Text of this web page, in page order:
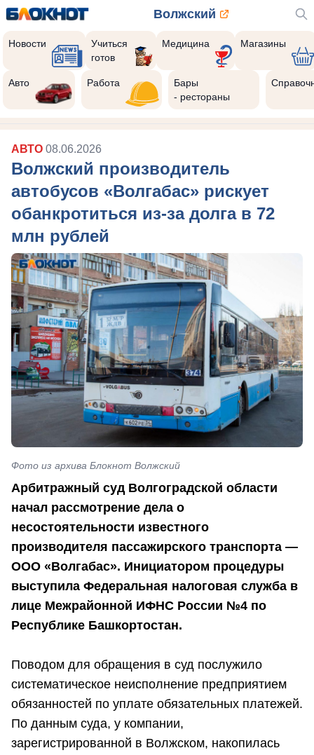
Волжский
Новости
Учиться
готов
Медицина Магазины
Авто Работа
Бары
- рестораны
АВТО 08.06.2026
Волжский производитель
автобусов «Волгабас» рискует
обанкротиться из-за долга в 72
млн рублей
Фото из архива Блокнот Волжский
Арбитражный суд Волгоградской области
начал рассмотрение дела о
несостоятельности известного
производителя пассажирского транспорта —
ООО «Волгабас». Инициатором процедуры
выступила Федеральная налоговая служба в
лице Межрайонной ИФНС России №4 по
Республике Башкортостан.
Поводом для обращения в суд послужило
систематическое неисполнение предприятием
обязанностей по уплате обязательных платежей.
По данным суда, у компании,
зарегистрированной в Волжском, накопилась